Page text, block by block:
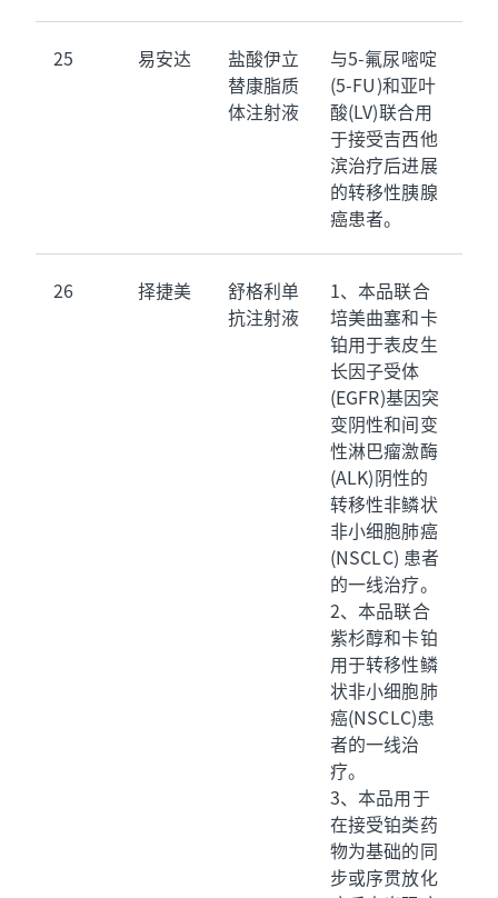
25 易安达
盐酸伊立
替康脂质
体注射液
与5-氟尿嘧啶
(5-FU)和亚叶
酸(LV)联合用
于接受吉西他
滨治疗后进展
的转移性胰腺
癌患者。
26 择捷美
舒格利单
抗注射液
1、本品联合
培美曲塞和卡
铂用于表皮生
长因子受体
(EGFR)基因突
变阴性和间变
性淋巴瘤激酶
(ALK)阴性的
转移性非鳞状
非小细胞肺癌
(NSCLC) 患者
的一线治疗。
2、本品联合
紫杉醇和卡铂
用于转移性鳞
状非小细胞肺
癌(NSCLC)患
者的一线治
疗。
3、本品用于
在接受铂类药
物为基础的同
步或序贯放化